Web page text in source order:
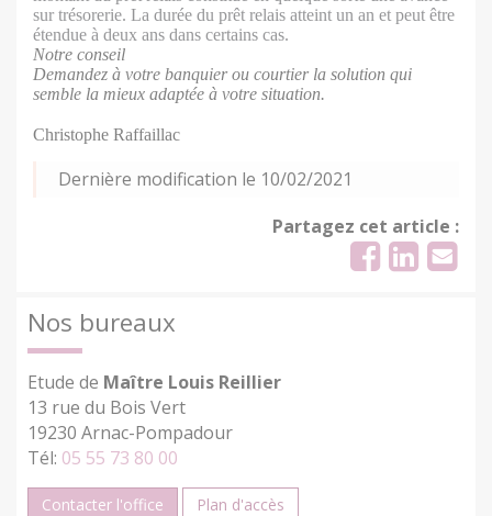
sur trésorerie. La durée du prêt relais atteint un an et peut être
étendue à deux ans dans certains cas.
Notre conseil
Demandez à votre banquier ou courtier la solution qui
semble la mieux adaptée à votre situation.
Christophe Raffaillac
Dernière modification le 10/02/2021
Partagez cet article :
Nos bureaux
Etude de Maître Louis Reillier
13 rue du Bois Vert
19230 Arnac-Pompadour
Tél: 05 55 73 80 00
Contacter l'office Plan d'accès